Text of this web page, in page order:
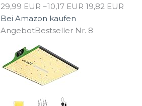
29,99 EUR −10,17 EUR 19,82 EUR
Bei Amazon kaufen
AngebotBestseller Nr. 8